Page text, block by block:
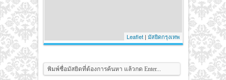
Leaflet| มัสยิดกรุงเทพ